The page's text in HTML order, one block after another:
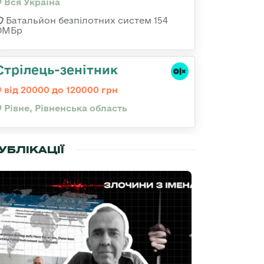
Вся Україна
Батальйон безпілотних систем 154
зенітник
від 20000 до 120000 грн
Рівне, Рівненська область